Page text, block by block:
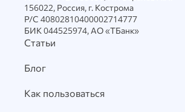
156022, Россия, г. Кострома
Р/С 40802810400002714777
БИК 044525974, АО «ТБанк»
Статьи
Блог
Как пользоваться